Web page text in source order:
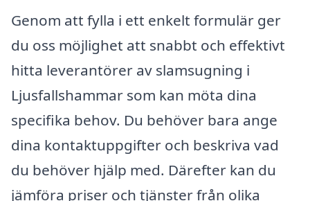
Genom att fylla i ett enkelt formulär ger
du oss möjlighet att snabbt och effektivt
hitta leverantörer av slamsugning i
Ljusfallshammar som kan möta dina
specifika behov. Du behöver bara ange
dina kontaktuppgifter och beskriva vad
du behöver hjälp med. Därefter kan du
jämföra priser och tjänster från olika